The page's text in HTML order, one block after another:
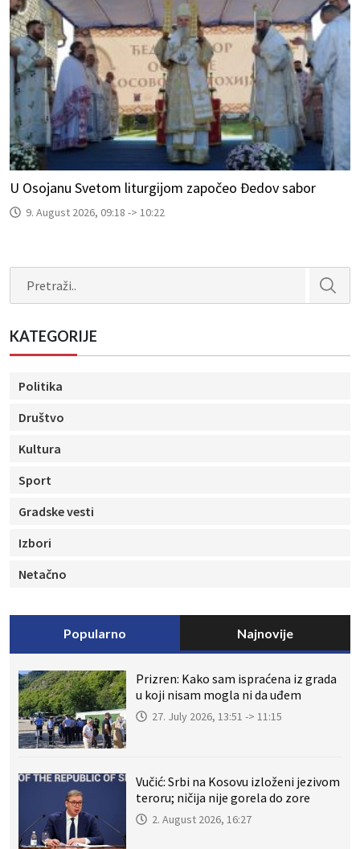
U Osojanu Svetom liturgijom započeo Đedov sabor
9. August 2026, 09:18 -> 10:22
KATEGORIJE
Politika
Društvo
Kultura
Sport
Gradske vesti
Izbori
Netačno
Popularno Najnovije
Prizren: Kako sam ispraćena iz grada
u koji nisam mogla ni da uđem
27. July 2026, 13:51 -> 11:15
Vučić: Srbi na Kosovu izloženi jezivom
teroru; ničija nije gorela do zore
2. August 2026, 16:27